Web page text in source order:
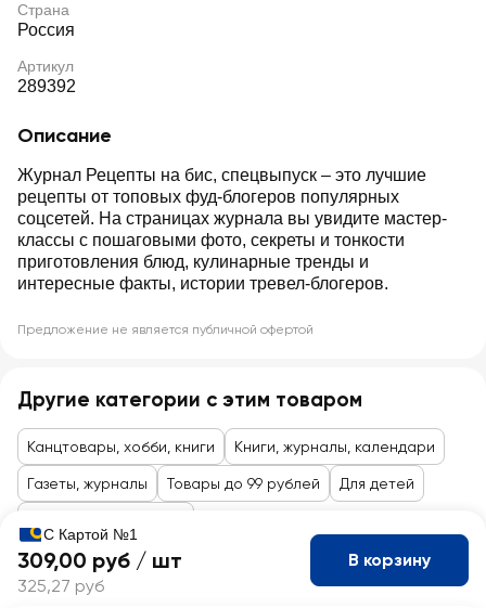
Страна
Россия
Артикул
289392
Описание
Журнал Рецепты на бис, спецвыпуск – это лучшие
рецепты от топовых фуд-блогеров популярных
соцсетей. На страницах журнала вы увидите мастер-
классы с пошаговыми фото, секреты и тонкости
приготовления блюд, кулинарные тренды и
интересные факты, истории тревел-блогеров.
Предложение не является публичной офертой
Другие категории с этим товаром
Канцтовары, хобби, книги Книги, журналы, календари
Газеты, журналы Товары до 99 рублей Для детей
С Картой №1
309,00 руб / шт
325,27 руб
В корзину